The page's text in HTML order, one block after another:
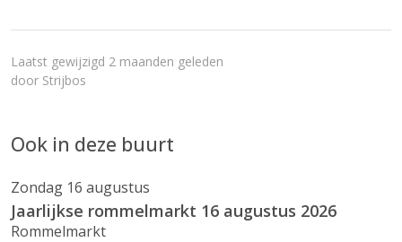
Laatst gewijzigd 2 maanden geleden
door Strijbos
Ook in deze buurt
Zondag 16 augustus
Jaarlijkse rommelmarkt 16 augustus 2026
Rommelmarkt